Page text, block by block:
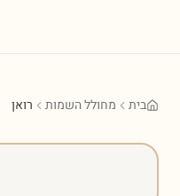
בית מחולל השמות רואן